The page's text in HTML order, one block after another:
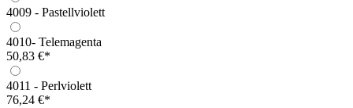
4009 - Pastellviolett
4010- Telemagenta
50,83 €*
4011 - Perlviolett
76,24 €*